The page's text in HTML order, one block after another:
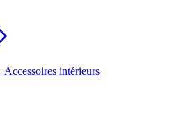
Accessoires intérieurs